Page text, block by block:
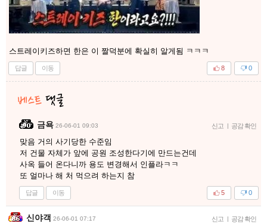
스트레이키즈하면 한은 이 짤덕분에 확실히 알게됨 ㅋㅋㅋ
답글 이동 0
8
금욕 26-06-01 09:03 신고 | 공감 확인
맞음 거의 사기당한 수준임
저 건물 자체가 앞에 공원 조성한다기에 만드는건데
사옥 들어 온다니까 용도 변경해서 인플라ㅋㅋ
또 얼마나 해 처 먹으려 하는지 참
답글 이동 0
5
신야객 26-06-01 07:17 신고 | 공감 확인